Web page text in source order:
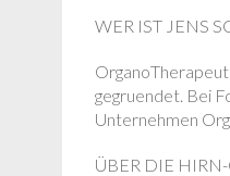
WER IST JENS
gegruendet. Bei
Unternehmen
ÜBER DIE